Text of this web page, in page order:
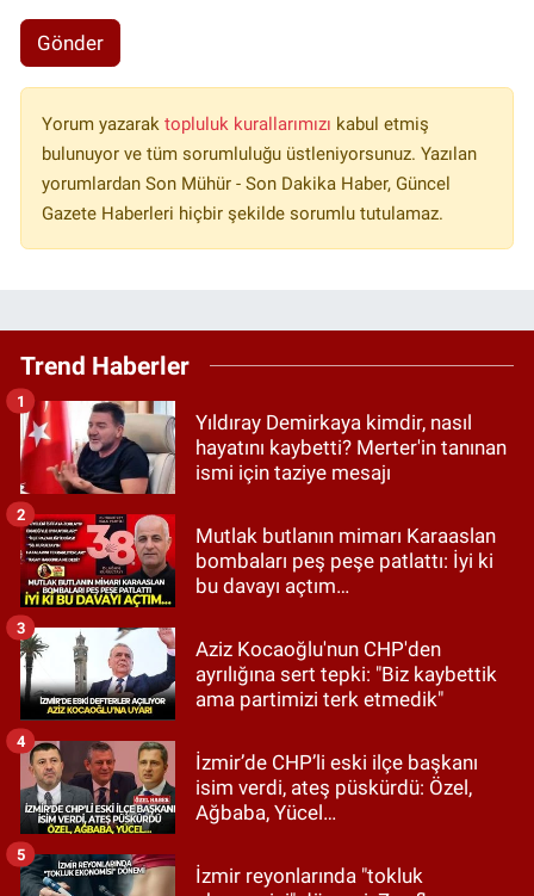
Gönder
Yorum yazarak topluluk kurallarımızı kabul etmiş
bulunuyor ve tüm sorumluluğu üstleniyorsunuz. Yazılan
yorumlardan Son Mühür - Son Dakika Haber, Güncel
Gazete Haberleri hiçbir şekilde sorumlu tutulamaz.
Trend Haberler
Yıldıray Demirkaya kimdir, nasıl
hayatını kaybetti? Merter'in tanınan
ismi için taziye mesajı
1
Mutlak butlanın mimarı Karaaslan
bombaları peş peşe patlattı: İyi ki
bu davayı açtım…
2
Aziz Kocaoğlu'nun CHP'den
ayrılığına sert tepki: "Biz kaybettik
ama partimizi terk etmedik"
3
İzmir’de CHP’li eski ilçe başkanı
isim verdi, ateş püskürdü: Özel,
Ağbaba, Yücel…
4
İzmir reyonlarında "tokluk
5